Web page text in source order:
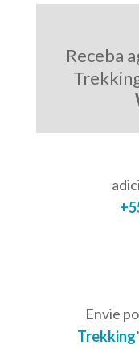
Receba
Envie
Trekking